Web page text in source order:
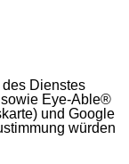
Dienstes
sowie Eye-Able®
und Google
würden